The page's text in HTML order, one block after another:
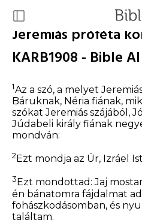
Jeremiás próféta
KARB1908 - Bible AI
1Az a szó, a melyet
Báruknak, Néria fiának,
szókat Jeremiás szájából,
Júdabeli király fiának
mondván:
2 Ezt mondja az Úr, Izráel
3 Ezt mondottad: Jaj
én bánatomra fájdalmat
fohászkodásomban, és
találtam.